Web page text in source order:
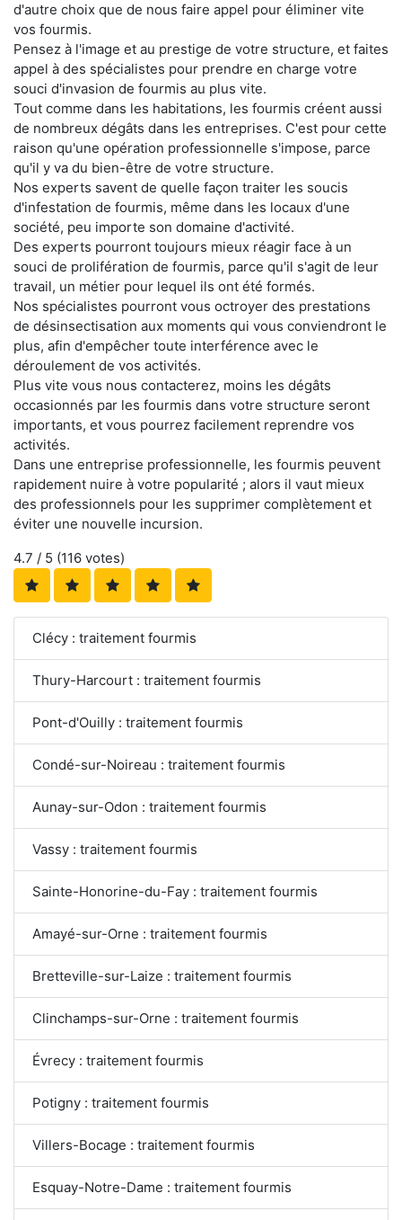
d'autre choix que de nous faire appel pour éliminer vite
vos fourmis.
Pensez à l'image et au prestige de votre structure, et faites
appel à des spécialistes pour prendre en charge votre
souci d'invasion de fourmis au plus vite.
Tout comme dans les habitations, les fourmis créent aussi
de nombreux dégâts dans les entreprises. C'est pour cette
raison qu'une opération professionnelle s'impose, parce
qu'il y va du bien-être de votre structure.
Nos experts savent de quelle façon traiter les soucis
d'infestation de fourmis, même dans les locaux d'une
société, peu importe son domaine d'activité.
Des experts pourront toujours mieux réagir face à un
souci de prolifération de fourmis, parce qu'il s'agit de leur
travail, un métier pour lequel ils ont été formés.
Nos spécialistes pourront vous octroyer des prestations
de désinsectisation aux moments qui vous conviendront le
plus, afin d'empêcher toute interférence avec le
déroulement de vos activités.
Plus vite vous nous contacterez, moins les dégâts
occasionnés par les fourmis dans votre structure seront
importants, et vous pourrez facilement reprendre vos
activités.
Dans une entreprise professionnelle, les fourmis peuvent
rapidement nuire à votre popularité ; alors il vaut mieux
des professionnels pour les supprimer complètement et
éviter une nouvelle incursion.
4.7 / 5 (116 votes)
Clécy : traitement fourmis
Thury-Harcourt : traitement fourmis
Pont-d'Ouilly : traitement fourmis
Condé-sur-Noireau : traitement fourmis
Aunay-sur-Odon : traitement fourmis
Vassy : traitement fourmis
Sainte-Honorine-du-Fay : traitement fourmis
Amayé-sur-Orne : traitement fourmis
Bretteville-sur-Laize : traitement fourmis
Clinchamps-sur-Orne : traitement fourmis
Évrecy : traitement fourmis
Potigny : traitement fourmis
Villers-Bocage : traitement fourmis
Esquay-Notre-Dame : traitement fourmis